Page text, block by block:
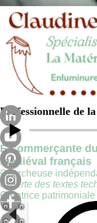
Professionnelle de
E-commerçante
médiéval français
Chercheuse
experte des textes
Créatrice patrimoniale